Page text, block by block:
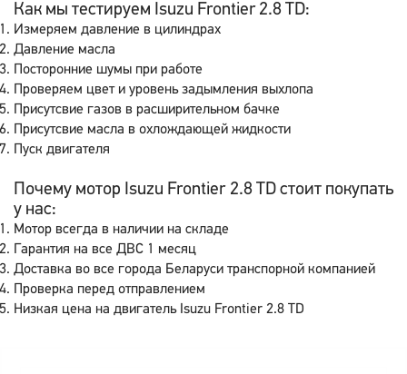
Как мы тестируем Isuzu Frontier 2.8 TD:
Измеряем давление в цилиндрах
Давление масла
Посторонние шумы при работе
Проверяем цвет и уровень задымления выхлопа
Присутсвие газов в расширительном бачке
Присутсвие масла в охлождающей жидкости
Пуск двигателя
Почему мотор Isuzu Frontier 2.8 TD стоит покупать
у нас:
Мотор всегда в наличии на складе
Гарантия на все ДВС 1 месяц
Доставка во все города Беларуси транспорной компанией
Проверка перед отправлением
Низкая цена на двигатель Isuzu Frontier 2.8 TD